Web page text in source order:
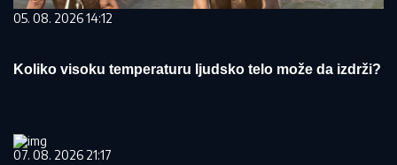
05. 08. 2026 14:12
Koliko visoku temperaturu ljudsko telo može da izdrži?
07. 08. 2026 21:17